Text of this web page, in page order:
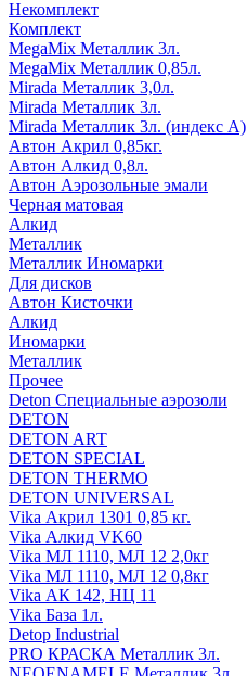
Некомплект
Комплект
MegaMix Металлик 3л.
MegaMix Металлик 0,85л.
Mirada Металлик 3,0л.
Mirada Металлик 3л.
Mirada Металлик 3л. (индекс А)
Автон Акрил 0,85кг.
Автон Алкид 0,8л.
Автон Аэрозольные эмали
Черная матовая
Алкид
Металлик
Металлик Иномарки
Для дисков
Автон Кисточки
Алкид
Иномарки
Металлик
Прочее
Deton Специальные аэрозоли
DETON
DETON ART
DETON SPECIAL
DETON THERMO
DETON UNIVERSAL
Vika Акрил 1301 0,85 кг.
Vika Алкид VK60
Vika МЛ 1110, МЛ 12 2,0кг
Vika МЛ 1110, МЛ 12 0,8кг
Vika АК 142, НЦ 11
Vika База 1л.
Detop Industrial
PRO КРАСКА Металлик 3л.